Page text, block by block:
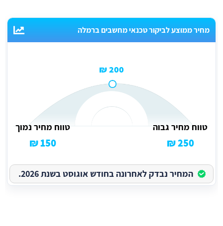
מחיר ממוצע לביקור טכנאי מחשבים ברמלה
200 ₪
טווח מחיר גבוה
250 ₪
טווח מחיר נמוך
150 ₪
המחיר נבדק לאחרונה בחודש אוגוסט בשנת 2026.